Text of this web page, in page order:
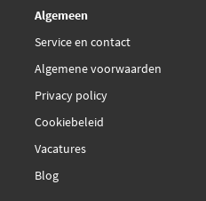
Algemeen
Service en contact
Algemene voorwaarden
Privacy policy
Cookiebeleid
Vacatures
Blog